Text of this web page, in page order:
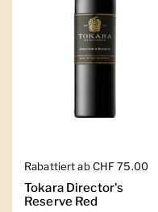
Regulärer Preis
Rabattiert ab CHF 75.00
Tokara Director's
Reserve Red